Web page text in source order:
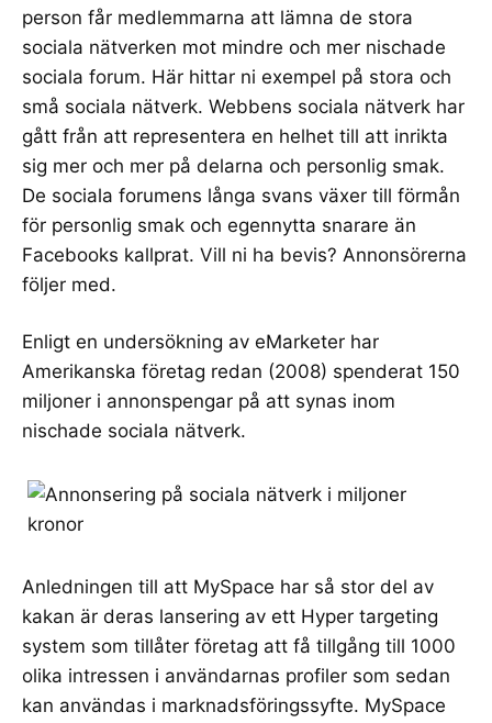
person får medlemmarna att lämna de stora
sociala nätverken mot mindre och mer nischade
sociala forum. Här hittar ni exempel på stora och
små sociala nätverk. Webbens sociala nätverk har
gått från att representera en helhet till att inrikta
sig mer och mer på delarna och personlig smak.
De sociala forumens långa svans växer till förmån
för personlig smak och egennytta snarare än
Facebooks kallprat. Vill ni ha bevis? Annonsörerna
följer med.
Enligt en undersökning av eMarketer har
Amerikanska företag redan (2008) spenderat 150
miljoner i annonspengar på att synas inom
nischade sociala nätverk.
Anledningen till att MySpace har så stor del av
kakan är deras lansering av ett Hyper targeting
system som tillåter företag att få tillgång till 1000
olika intressen i användarnas profiler som sedan
kan användas i marknadsföringssyfte. MySpace